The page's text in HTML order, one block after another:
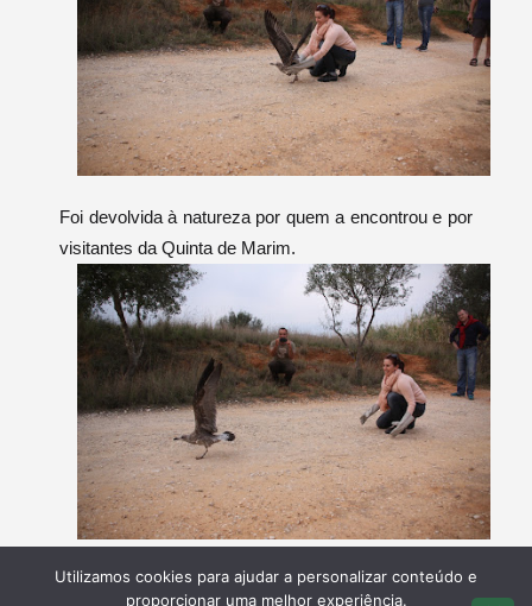
Foi devolvida à natureza por quem a encontrou e por
visitantes da Quinta de Marim.
Utilizamos cookies para ajudar a personalizar conteúdo e
proporcionar uma melhor experiência.